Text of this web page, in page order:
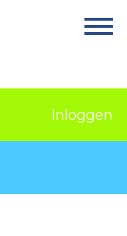
Inloggen